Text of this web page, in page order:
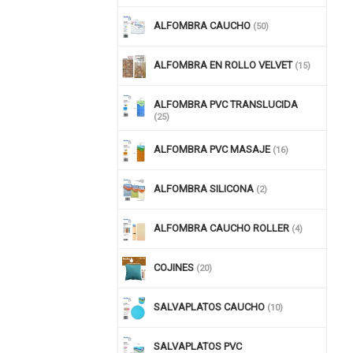
ALFOMBRA CAUCHO (50)
ALFOMBRA EN ROLLO VELVET (15)
ALFOMBRA PVC TRANSLUCIDA
(25)
ALFOMBRA PVC MASAJE (16)
ALFOMBRA SILICONA (2)
ALFOMBRA CAUCHO ROLLER (4)
COJINES (20)
SALVAPLATOS CAUCHO (10)
SALVAPLATOS PVC